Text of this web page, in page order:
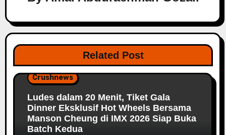
Related Post
Crushnews
Ludes dalam 20 Menit, Tiket Gala
Dinner Eksklusif Hot Wheels Bersama
Manson Cheung di IMX 2026 Siap Buka
Batch Kedua